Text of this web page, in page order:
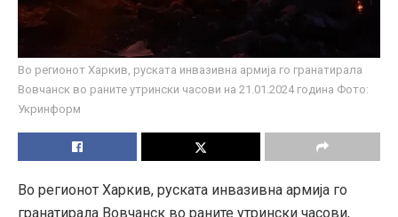
Во регионот Харкив, руската инвазивна армија го гранатирала
Вовчанск во раните утрински часови на 21.01.2024 година Фото:
Укринформ
Во регионот Харкив, руската инвазивна армија го
гранатирала Вовчанск во раните утрински часови,